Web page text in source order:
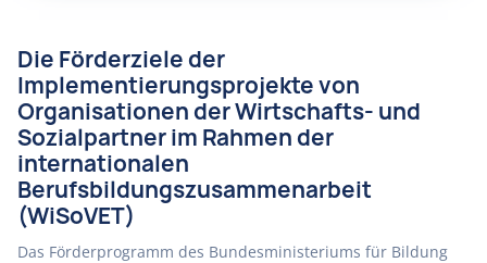
Die Förderziele der
Implementierungsprojekte von
Organisationen der Wirtschafts- und
Sozialpartner im Rahmen der
internationalen
Berufsbildungszusammenarbeit
(WiSoVET)
Das Förderprogramm des Bundesministeriums für Bildung